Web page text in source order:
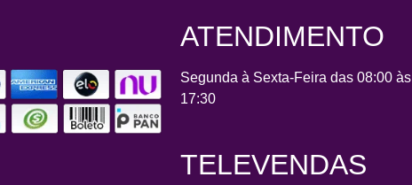
ATENDIMENTO
Segunda à Sexta-Feira das 08:00 às
17:30
TELEVENDAS